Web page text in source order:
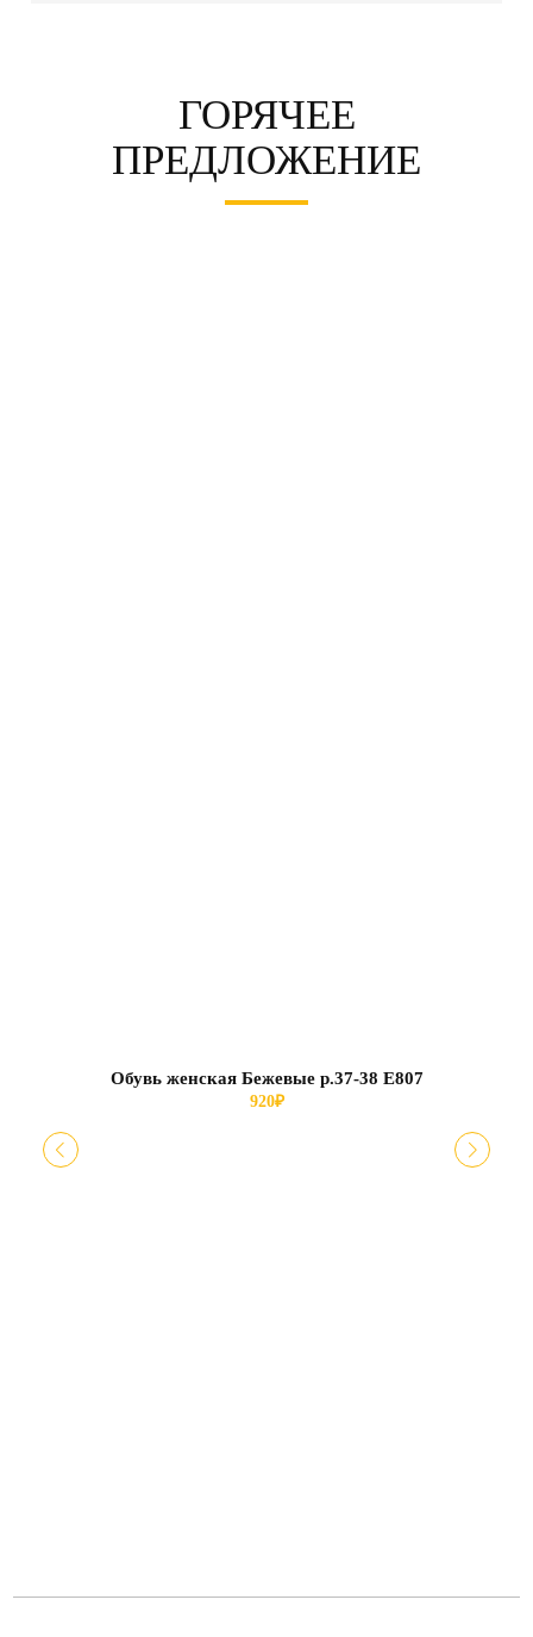
ГОРЯЧЕЕ
ПРЕДЛОЖЕНИЕ
Обувь женская Бежевые р.37-38 Е807
920₽